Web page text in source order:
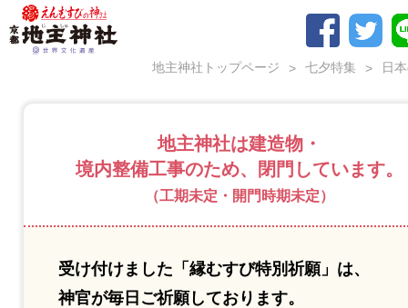
地主神社トップページ 七夕特集 日
地主神社は建造物・
境内整備工事のため、閉⾨しています。
（工期未定・開門時期未定）
受け付けました「縁むすび特別祈願」は、
神官が毎⽇ご祈願しております。